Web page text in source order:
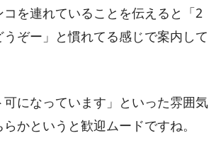
を連れていることを伝えると「2
ぞー」と慣れてる感じで案内して
可になっています」といった雰囲気
かというと歓迎ムードですね。